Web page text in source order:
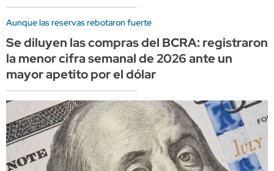
Aunque las reservas rebotaron fuerte
Se diluyen las compras del BCRA: registraron
la menor cifra semanal de 2026 ante un
mayor apetito por el dólar